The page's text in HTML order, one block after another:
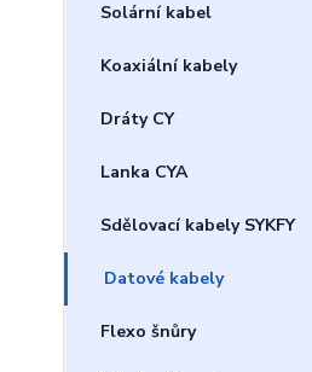
Solární kabel
Koaxiální kabely
Dráty CY
Lanka CYA
Sdělovací kabely SYKFY
Datové kabely
Flexo šnůry